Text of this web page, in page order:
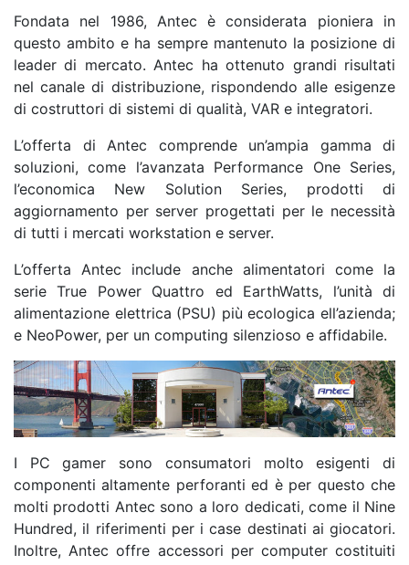
Fondata nel 1986, Antec è considerata pioniera in
questo ambito e ha sempre mantenuto la posizione di
leader di mercato. Antec ha ottenuto grandi risultati
nel canale di distribuzione, rispondendo alle esigenze
di costruttori di sistemi di qualità, VAR e integratori.
L’offerta di Antec comprende un’ampia gamma di
soluzioni, come l’avanzata Performance One Series,
l’economica New Solution Series, prodotti di
aggiornamento per server progettati per le necessità
di tutti i mercati workstation e server.
L’offerta Antec include anche alimentatori come la
serie True Power Quattro ed EarthWatts, l’unità di
alimentazione elettrica (PSU) più ecologica ell’azienda;
e NeoPower, per un computing silenzioso e affidabile.
I PC gamer sono consumatori molto esigenti di
componenti altamente perforanti ed è per questo che
molti prodotti Antec sono a loro dedicati, come il Nine
Hundred, il riferimenti per i case destinati ai giocatori.
Inoltre, Antec offre accessori per computer costituiti